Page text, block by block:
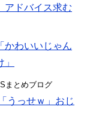
アドバイス求む
かわいいじゃん
まとめブログ
うっせｗ」おじ